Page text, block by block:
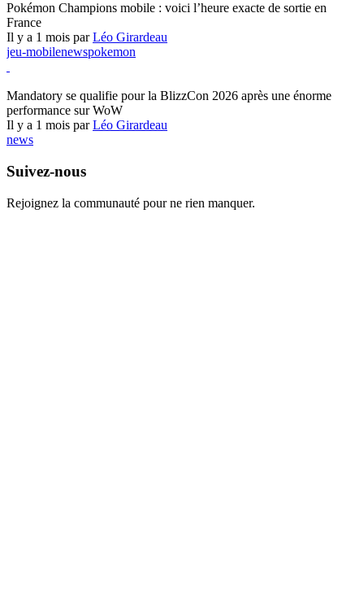
Pokémon Champions mobile : voici l’heure exacte de sortie en
France
Il y a 1 mois parLéo Girardeau
jeu-mobilenewspokemon
Mandatory se qualifie pour la BlizzCon 2026 après une énorme
performance sur WoW
Il y a 1 mois parLéo Girardeau
news
Suivez-nous
Rejoignez la communauté pour ne rien manquer.